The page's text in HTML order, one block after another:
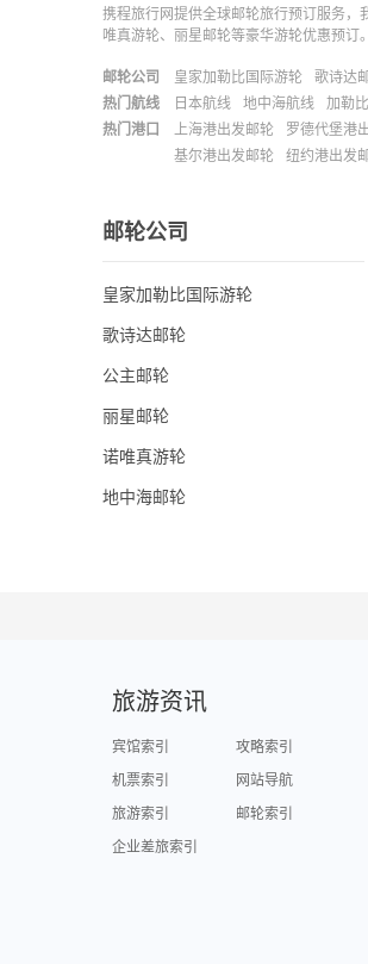
携程旅行网提供全球邮轮旅行预订服务
唯真游轮、丽星邮轮等豪华游轮优惠预订。
邮轮公司 皇家加勒比国际游轮 歌诗达
热门航线
日本航线 地中海航线 加勒
热门港口
上海港出发邮轮 罗德代堡港
基尔港出发邮轮
纽约港出发
邮轮公司
皇家加勒比国际游轮
歌诗达邮轮
公主邮轮
丽星邮轮
诺唯真游轮
地中海邮轮
旅游资讯
宾馆索引
攻略索引
机票索引
网站导航
旅游索引
邮轮索引
企业差旅索引